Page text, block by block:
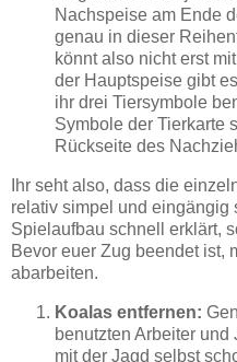
Nachspeise am Ende
genau in dieser
könnt also nicht erst
der Hauptspeise gibt
ihr drei Tiersymbole
Symbole der Tierkarte
Rückseite des
Ihr seht also, dass die
relativ simpel und eingängig
Spielaufbau schnell erklärt,
Bevor euer Zug beendet ist,
abarbeiten.
Koalas entfernen:
benutzten Arbeiter und
mit der Jagd selbst